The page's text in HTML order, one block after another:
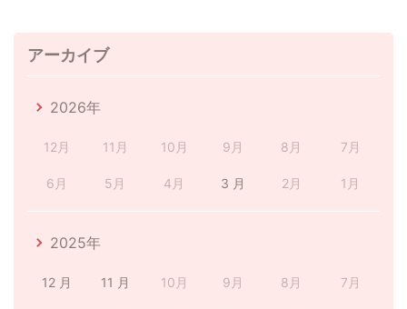
アーカイブ
2026年
12月 11月 10月 9月 8月 7月
6月 5月 4月 3 月 2月 1月
2025年
12 月 11 月 10月 9月 8月 7月